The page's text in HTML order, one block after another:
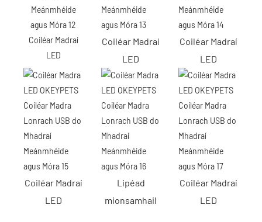
Coiléar Madraí
LED
Coiléar Madraí
LED
Coiléar Madraí
LED
Coiléar Madraí
LED
Lipéad
mionsamhail
Coiléar Madraí
LED